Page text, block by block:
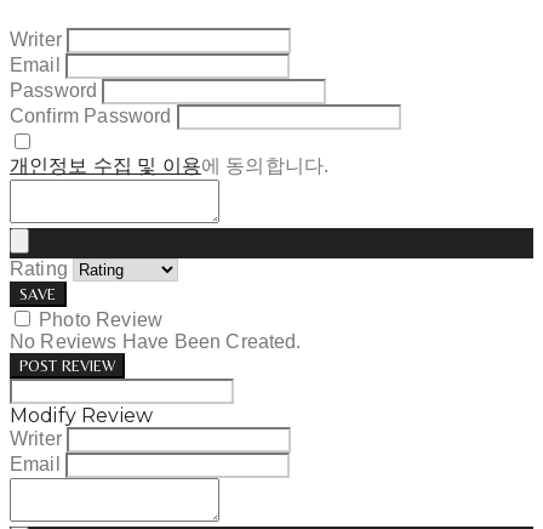
Writer
Email
Password
Confirm Password
개인정보 수집 및 이용에 동의합니다.
Rating
SAVE
Photo Review
No Reviews Have Been Created.
POST REVIEW
Modify Review
Writer
Email